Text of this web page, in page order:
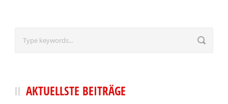
AKTUELLSTE BEITRÄGE